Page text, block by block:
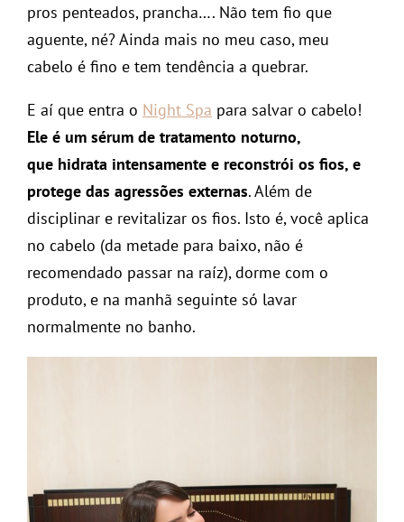
pros penteados, prancha…. Não tem fio que
aguente, né? Ainda mais no meu caso, meu
cabelo é fino e tem tendência a quebrar.
E aí que entra o Night Spa para salvar o cabelo!
Ele é um sérum de tratamento noturno,
que hidrata intensamente e reconstrói os fios, e
protege das agressões externas. Além de
disciplinar e revitalizar os fios. Isto é, você aplica
no cabelo (da metade para baixo, não é
recomendado passar na raíz), dorme com o
produto, e na manhã seguinte só lavar
normalmente no banho.